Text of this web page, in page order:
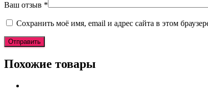
Ваш отзыв *
Сохранить моё имя, email и адрес сайта в этом
Похожие товары